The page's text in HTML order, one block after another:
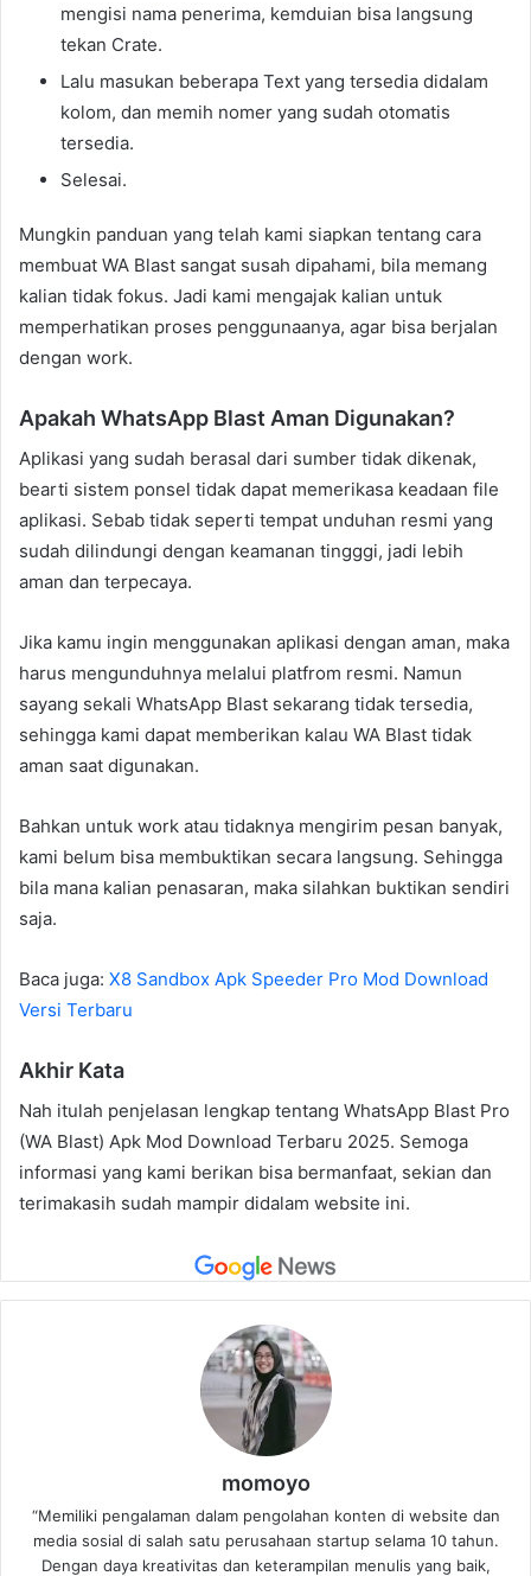
mengisi nama penerima, kemduian bisa langsung
tekan Crate.
Lalu masukan beberapa Text yang tersedia didalam
kolom, dan memih nomer yang sudah otomatis
tersedia.
Selesai.
Mungkin panduan yang telah kami siapkan tentang cara
membuat WA Blast sangat susah dipahami, bila memang
kalian tidak fokus. Jadi kami mengajak kalian untuk
memperhatikan proses penggunaanya, agar bisa berjalan
dengan work.
Apakah WhatsApp Blast Aman Digunakan?
Aplikasi yang sudah berasal dari sumber tidak dikenak,
bearti sistem ponsel tidak dapat memerikasa keadaan file
aplikasi. Sebab tidak seperti tempat unduhan resmi yang
sudah dilindungi dengan keamanan tingggi, jadi lebih
aman dan terpecaya.
Jika kamu ingin menggunakan aplikasi dengan aman, maka
harus mengunduhnya melalui platfrom resmi. Namun
sayang sekali WhatsApp Blast sekarang tidak tersedia,
sehingga kami dapat memberikan kalau WA Blast tidak
aman saat digunakan.
Bahkan untuk work atau tidaknya mengirim pesan banyak,
kami belum bisa membuktikan secara langsung. Sehingga
bila mana kalian penasaran, maka silahkan buktikan sendiri
saja.
Baca juga: X8 Sandbox Apk Speeder Pro Mod Download
Versi Terbaru
Akhir Kata
Nah itulah penjelasan lengkap tentang WhatsApp Blast Pro
(WA Blast) Apk Mod Download Terbaru 2025. Semoga
informasi yang kami berikan bisa bermanfaat, sekian dan
terimakasih sudah mampir didalam website ini.
momoyo
“Memiliki pengalaman dalam pengolahan konten di website dan
media sosial di salah satu perusahaan startup selama 10 tahun.
Dengan daya kreativitas dan keterampilan menulis yang baik,